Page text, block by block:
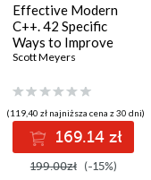
Effective Modern
C++. 42 Specific
Ways to Improve
Your Use of C++11
Scott Meyers
(119,40 zł najniższa cena z 30 dni)
169.14 zł
199.00zł (-15%)